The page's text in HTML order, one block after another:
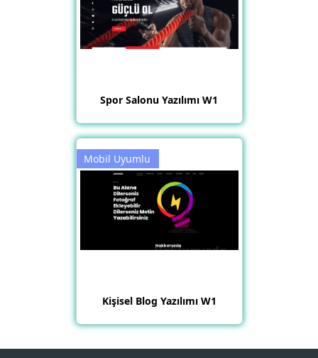
Spor Salonu Yazılımı W1
Mobil Uyumlu
Kişisel Blog Yazılımı W1